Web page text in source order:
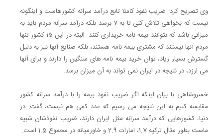
وی تصریح کرد: ضریب نفوذ کاملا تابع درآمد سرانه کشورهاست و اینگونه
نیست که بخواهی تلاش کنی تا به 7 برسد بلکه درآمد سرانه مردم باید به
میزانی باشد که بتوانند بیمه نامه خریداری کنند. البته در این 15 کشور تنها
مردم آنها نیستند که مشتری بیمه نامه هستند، بلکه صنایع آنها نیز به دلیل
گسترش بسیار زیاد، توان خرید بیمه نامه های سنگین را دارند و برای آنها
می ارزد، در نتیجه در ایران نمی تواند به آن میزان برسد.
خسروشاهی با بیان اینکه اگر ضریب نفوذ بیمه را با درآمد سرانه کشور
مقایسه کنیم به این نتیجه می رسیم که عدد کمی هم نیست، گفت: در
دنیا، کشورهایی که درآمد سرانه مثل ایران دارند، ضریب نفوذشان شبیه
ماست بطور مثال ترکیه 1.7، امارات 2.9 و خاورمیانه در مجموع 1.5 است.